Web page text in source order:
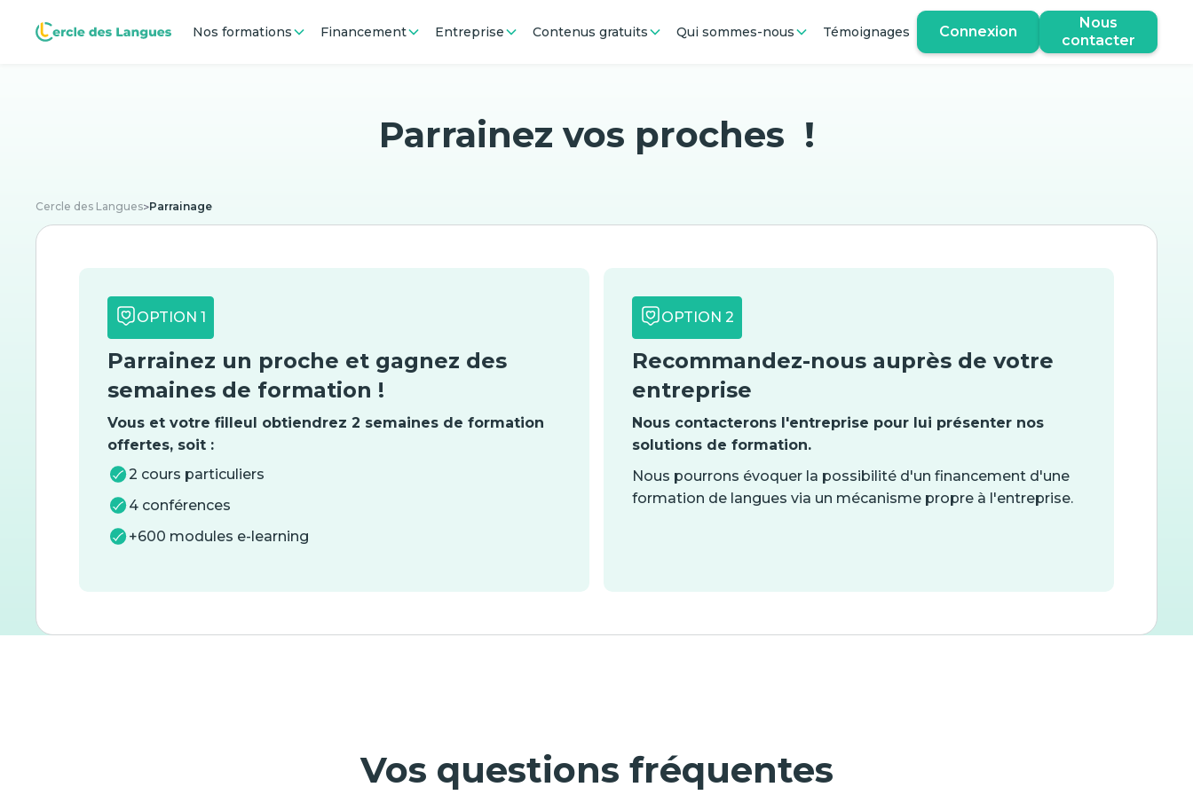
Nos formations Financement Entreprise Contenus gratuits Qui sommes-nous Témoignages Connexion
Nous
contacter
Parrainez vos proches !
Cercle des Langues>Parrainage
OPTION 1
Parrainez un proche et gagnez des
semaines de formation !
Vous et votre filleul obtiendrez 2 semaines de formation
offertes, soit :
2 cours particuliers
4 conférences
+600 modules e-learning
OPTION 2
Recommandez-nous auprès de votre
entreprise
Nous contacterons l'entreprise pour lui présenter nos
solutions de formation.
Nous pourrons évoquer la possibilité d'un financement d'une
formation de langues via un mécanisme propre à l'entreprise.
Vos questions fréquentes